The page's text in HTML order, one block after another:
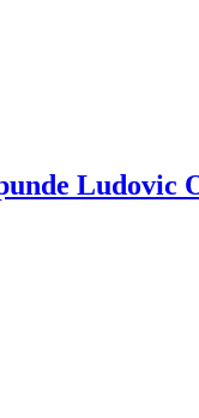
Ludovic